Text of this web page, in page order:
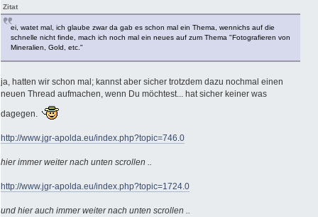
Zitat
ei, watet mal, ich glaube zwar da gab es schon mal ein Thema, wennichs auf die
schnelle nicht finde, mach ich noch mal ein neues auf zum Thema "Fotografieren von
Mineralien, Gold, etc."
ja, hatten wir schon mal; kannst aber sicher trotzdem dazu nochmal einen
neuen Thread aufmachen, wenn Du möchtest... hat sicher keiner was
dagegen.
http://www.jgr-apolda.eu/index.php?topic=746.0
hier immer weiter nach unten scrollen ..
http://www.jgr-apolda.eu/index.php?topic=1724.0
und hier auch immer weiter nach unten scrollen ..